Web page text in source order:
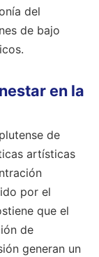
del
de bajo
en la
de
artísticas
por el
que el
de
generan un